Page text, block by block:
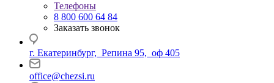
Телефоны
8 800 600 64 84
Заказать звонок
г. Екатеринбург, Репина 95, оф 405
office@chezsi.ru